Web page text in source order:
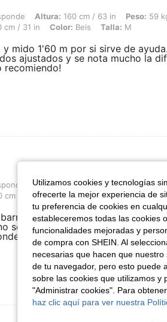
Altura: 160 cm / 63 in, Peso: 59 kg / 130 lbs,
Altura: 160 cm / 63 in Peso: 59
cm / 31 in Color: Beis Talla: M
mido 1'60 m por si sirve de
ajustados y se nota mucho la
recomiendo!
Altura: 170 cm / 67 in, Peso: 55 kg / 121 lbs,
Altura:170 cm / 67 in Peso:55
cm / 35 in Color:Beis Talla:XS
y hace una figura
se marcan con vestidos
Utilizamos cookies y tecnologías
ofrecerte la mejor experiencia de
tu preferencia de cookies en
estableceremos todas las cookies
funcionalidades mejoradas y
de compra con SHEIN. Al
necesarias que hacen que
de tu navegador, pero esto puede
sobre las cookies que utilizamos y
"Administrar cookies". Para
haz clic aquí para ver nuestra